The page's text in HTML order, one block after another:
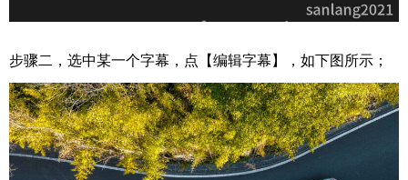
步骤二，选中某一个字幕，点【编辑字幕】，如下图所示；